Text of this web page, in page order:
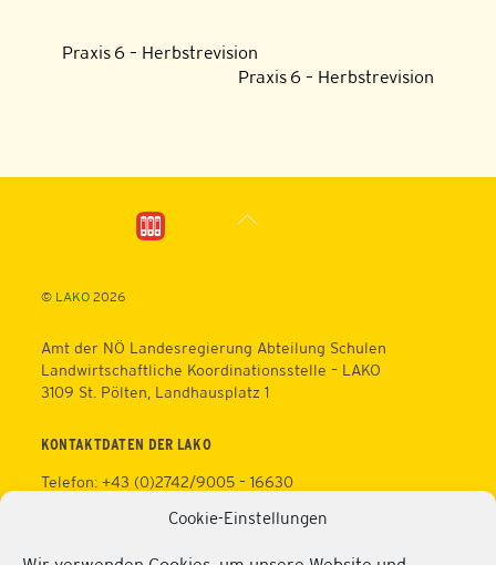
Cookie-Einstellungen
Praxis 6 – Herbstrevision
Praxis 6 – Herbstrevision
Back
© LAKO2026
Amt der NÖ Landesregierung Abteilung Schulen
Landwirtschaftliche Koordinationsstelle – LAKO
3109 St. Pölten, Landhausplatz 1
KONTAKTDATEN DER LAKO
Telefon: +43 (0)2742/9005 – 16630
https://lako.at